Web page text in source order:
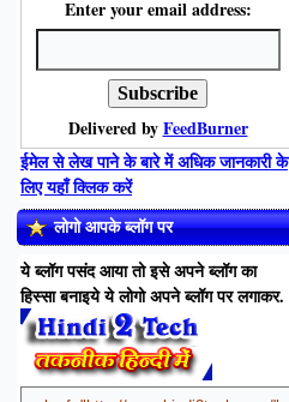
Enter your email address:
Delivered byFeedBurner
ईमेल से लेख पाने के बारे में अधिक जानकारी के
लिए यहाँ क्लिक करें
लोगो आपके ब्लॉग पर
ये ब्लॉग पसंद आया तो इसे अपने ब्लॉग का
हिस्सा बनाइये ये लोगो अपने ब्लॉग पर लगाकर.